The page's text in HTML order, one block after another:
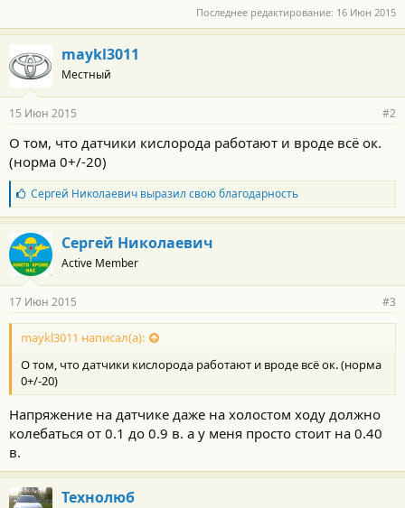
Последнее редактирование: 16 Июн 2015
maykl3011
Местный
15 Июн 2015 #2
О том, что датчики кислорода работают и вроде всё ок.
(норма 0+/-20)
Б
л
а
г
о
д
а
н
о
с
и
:
Сергей Николаевичвыразил свою благодарность
Сергей Николаевич
Active Member
17 Июн 2015 #3
maykl3011 написал(а):
О том, что датчики кислорода работают и вроде всё ок. (норма
0+/-20)
Напряжение на датчике даже на холостом ходу должно
колебаться от 0.1 до 0.9 в. а у меня просто стоит на 0.40
в.
Технолюб